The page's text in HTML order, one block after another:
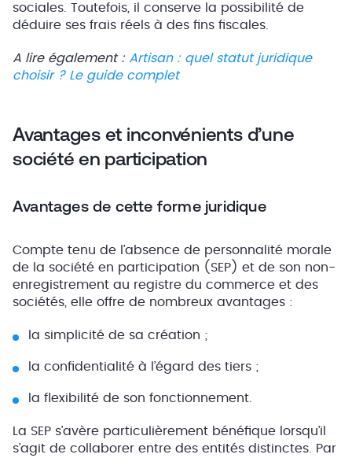
sociales. Toutefois, il conserve la possibilité de
déduire ses frais réels à des fins fiscales.
A lire également : Artisan : quel statut juridique
choisir ? Le guide complet
Avantages et inconvénients d’une
société en participation
Avantages de cette forme juridique
Compte tenu de l’absence de personnalité morale
de la société en participation (SEP) et de son non-
enregistrement au registre du commerce et des
sociétés, elle offre de nombreux avantages :
la simplicité de sa création ;
la confidentialité à l’égard des tiers ;
la flexibilité de son fonctionnement.
La SEP s’avère particulièrement bénéfique lorsqu’il
s’agit de collaborer entre des entités distinctes. Par